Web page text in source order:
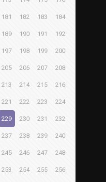
181 182 183 184
189 190 191 192
197 198 199 200
205 206 207 208
213 214 215 216
221 222 223 224
229 230 231 232
237 238 239 240
245 246 247 248
253 254 255 256